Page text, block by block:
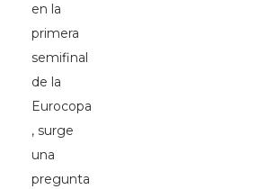
en la
primera
semifinal
de la
Eurocopa
, surge
una
pregunta